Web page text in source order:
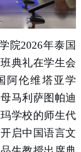
院2026年泰国
典礼在学生会
阿伦维塔亚学
马利萨图帕迪
学校的师生代
启中国语言文